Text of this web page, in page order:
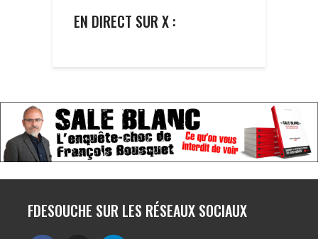
EN DIRECT SUR X :
FDESOUCHE SUR LES RÉSEAUX SOCIAUX